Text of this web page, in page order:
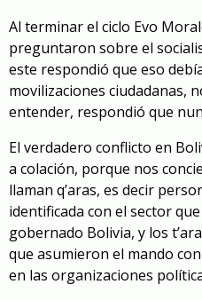
Al terminar el ciclo Evo
preguntaron sobre el
este respondió que eso
movilizaciones ciudadanas,
entender, respondió que
El verdadero conflicto en
a colación, porque nos
llaman q’aras, es decir
identificada con el sector
gobernado Bolivia, y los
que asumieron el mando
en las organizaciones